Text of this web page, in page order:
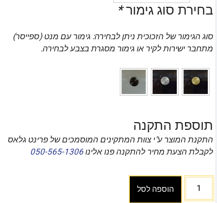
בחירת סוג גימור*
סוג הגימור של הזכוכית ניתן לבחירה: גימור עם מנט (ספייסר)
מתחבר ישירות לקיר או גימור מסגרת בצבע לבחירה.
תוספת התקנה
התקנת המוצר ע"י צוות המתקינים המוסמכים של פרינט גלאס
לקבלת הצעת מחיר להתקנה פנו אלינו050-565-1306
הוספה לסל